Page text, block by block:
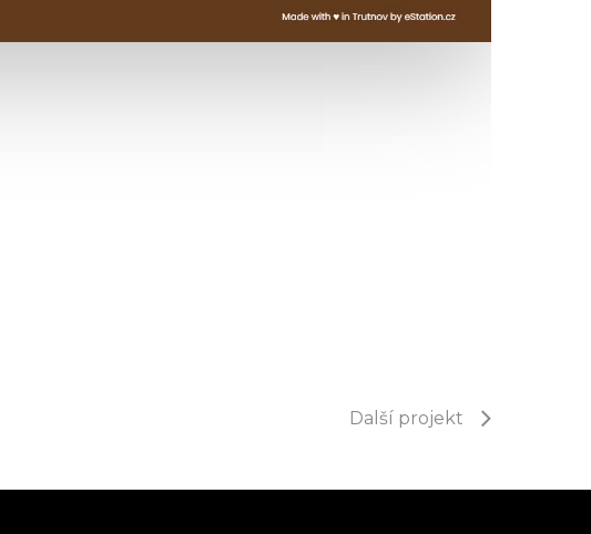
Další projekt